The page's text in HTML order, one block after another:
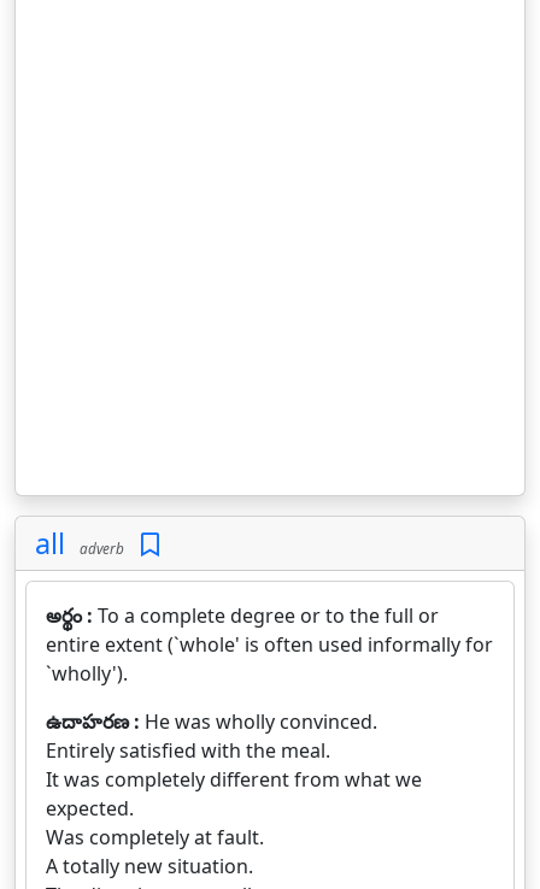
all adverb
అర్థం : To a complete degree or to the full or
entire extent (`whole' is often used informally for
`wholly').
ఉదాహరణ : He was wholly convinced.
Entirely satisfied with the meal.
It was completely different from what we
expected.
Was completely at fault.
A totally new situation.